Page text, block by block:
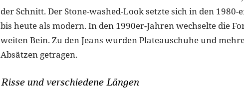
der Schnitt. Der Stone-washed-Look setzte sich in den
bis heute als modern. In den 1990er-Jahren wechselte die
weiten Bein. Zu den Jeans wurden Plateauschuhe und
Absätzen getragen.
Risse und verschiedene Längen